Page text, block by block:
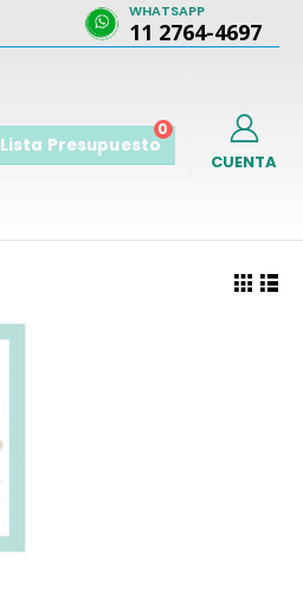
WHATSAPP
11 2764-4697
0
Lista Presupuesto
CUENTA